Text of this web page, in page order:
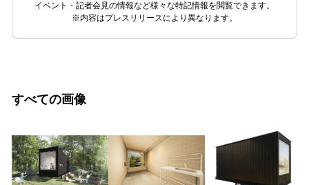
イベント・記者会見の情報など様々な特記情報を閲覧できます。
※内容はプレスリリースにより異なります。
すべての画像